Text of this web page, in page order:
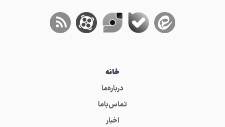
خانه
درباره‌ما
تماس‌باما
اخبار